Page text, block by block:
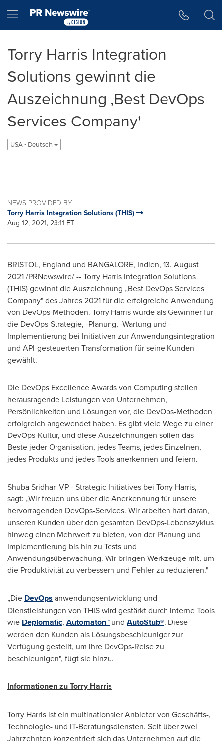
Hamburger menu
Torry Harris Integration
Solutions gewinnt die
Auszeichnung ‚Best DevOps
Services Company'
USA - Deutsch
NEWS PROVIDED BY
Torry Harris Integration Solutions (THIS)
Aug 12, 2021, 23:11 ET
BRISTOL, England und BANGALORE, Indien, 13. August
2021/PRNewswire/ -- Torry Harris Integration Solutions
(THIS) gewinnt die Auszeichnung „Best DevOps Services
Company" des Jahres 2021 für die erfolgreiche Anwendung
von DevOps-Methoden. Torry Harriswurde als Gewinner für
die DevOps-Strategie, -Planung, -Wartung und -
Implementierung bei Initiativen zur Anwendungsintegration
und API-gesteuerten Transformation für seine Kunden
gewählt.
Die DevOps Excellence Awards von Computing stellen
herausragende Leistungen von Unternehmen,
Persönlichkeiten und Lösungen vor, die DevOps-Methoden
erfolgreich angewendet haben. Es gibt viele Wege zu einer
DevOps-Kultur, und diese Auszeichnungen sollen das
Beste jeder Organisation, jedes Teams, jedes Einzelnen,
jedes Produkts und jedes Tools anerkennen und feiern.
Shuba Sridhar, VP - Strategic Initiatives bei Torry Harris,
sagt: „Wir freuen uns über die Anerkennung für unsere
hervorragenden DevOps-Services. Wir arbeiten hart daran,
unseren Kunden über den gesamten DevOps-Lebenszyklus
hinweg einen Mehrwert zu bieten, von der Planung und
Implementierung bis hin zu Tests und
Anwendungsüberwachung. Wir bringen Werkzeuge mit, um
die Produktivität zu verbessern und Fehler zu reduzieren."
„Die DevOps anwendungsentwicklung und
Dienstleistungen von THIS wird gestärkt durch interne Tools
wie Deplomatic, Automaton™ und AutoStub®. Diese
werden den Kunden als Lösungsbeschleuniger zur
Verfügung gestellt, um ihre DevOps-Reise zu
beschleunigen", fügt sie hinzu.
Informationen zuTorry Harris
Torry Harris ist ein multinationaler Anbieter von Geschäfts-,
Technologie- und IT-Beratungsdiensten. Seit über zwei
Jahrzehnten konzentriert sich das Unternehmen auf die